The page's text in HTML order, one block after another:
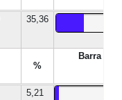
35,36
%
Barra %
5,21